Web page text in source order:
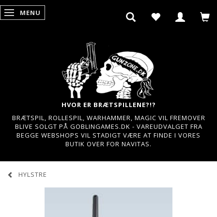
SKIFTE NAVIGATION
MENU
HVOR ER BRÆTSPILLENE?!?
BRÆTSPIL, ROLLESPIL, WARHAMMER, MAGIC VIL FREMOVER
BLIVE SOLGT PÅ GOBLINGAMES.DK - VAREUDVALGET FRA
BEGGE WEBSHOPS VIL STADIGT VÆRE AT FINDE I VORES
BUTIK OVER FOR NAVITAS.
HYLSTRE